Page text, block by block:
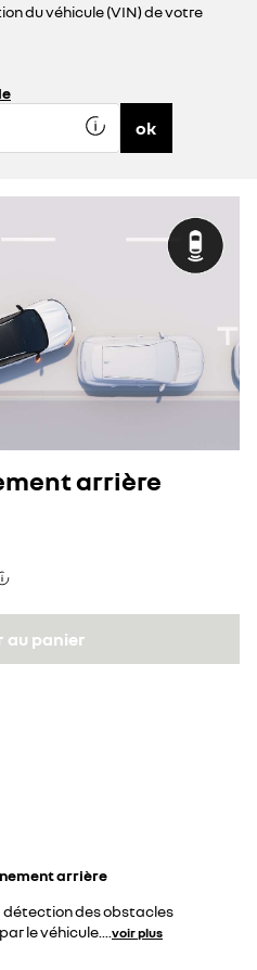
du véhicule (VIN) de votre
ok
arrière
au panier
arrière
des obstacles
le véhicule.
voir plus